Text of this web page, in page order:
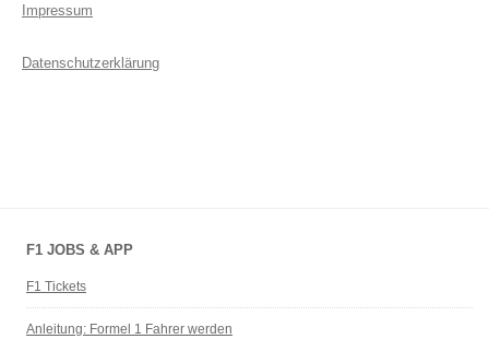
Impressum
Datenschutzerklärung
F1 JOBS & APP
F1 Tickets
Anleitung: Formel 1 Fahrer werden